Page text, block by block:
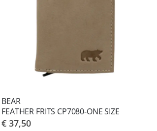
BEAR
FEATHER FRITS CP7080-ONE SIZE
€ 37,50